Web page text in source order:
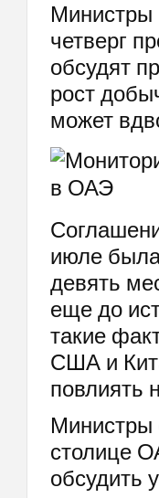
Министры
четверг
обсудят
рост
может
июле
девять
еще до
такие
США и
повлиять
Министры
столице
обсудить